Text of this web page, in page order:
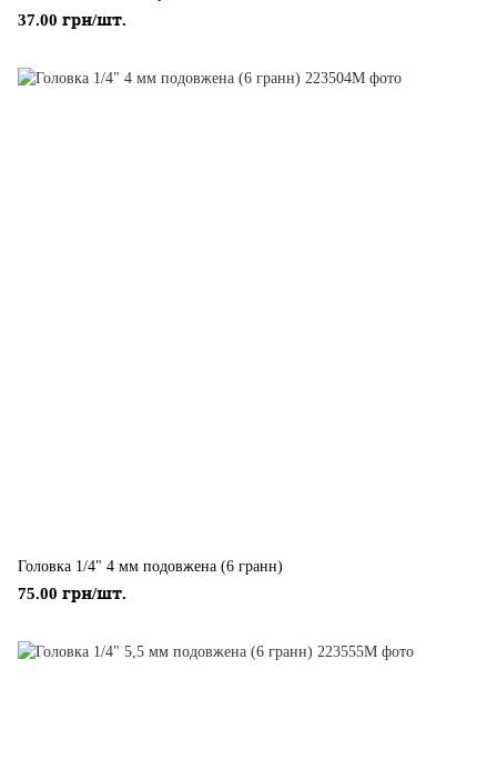
37.00 грн/шт.
Головка 1/4" 4 мм подовжена (6 гранн)
75.00 грн/шт.